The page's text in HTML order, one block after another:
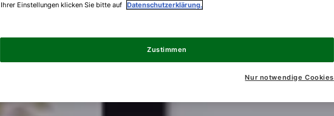
Ihrer Einstellungen klicken Sie bitte auf Datenschutzerklärung.
Nur notwendige Cookies
Zustimmen